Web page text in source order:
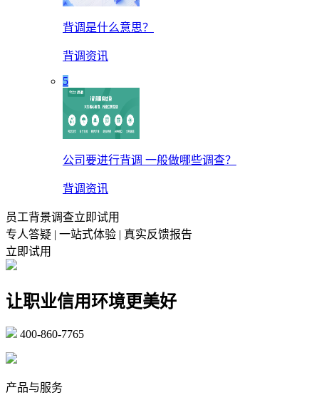
背调是什么意思？
背调资讯
5
公司要进行背调 一般做哪些调查？
背调资讯
员工背景调查立即试用
专人答疑 | 一站式体验 | 真实反馈报告
立即试用
让职业信用环境更美好
400-860-7765
产品与服务